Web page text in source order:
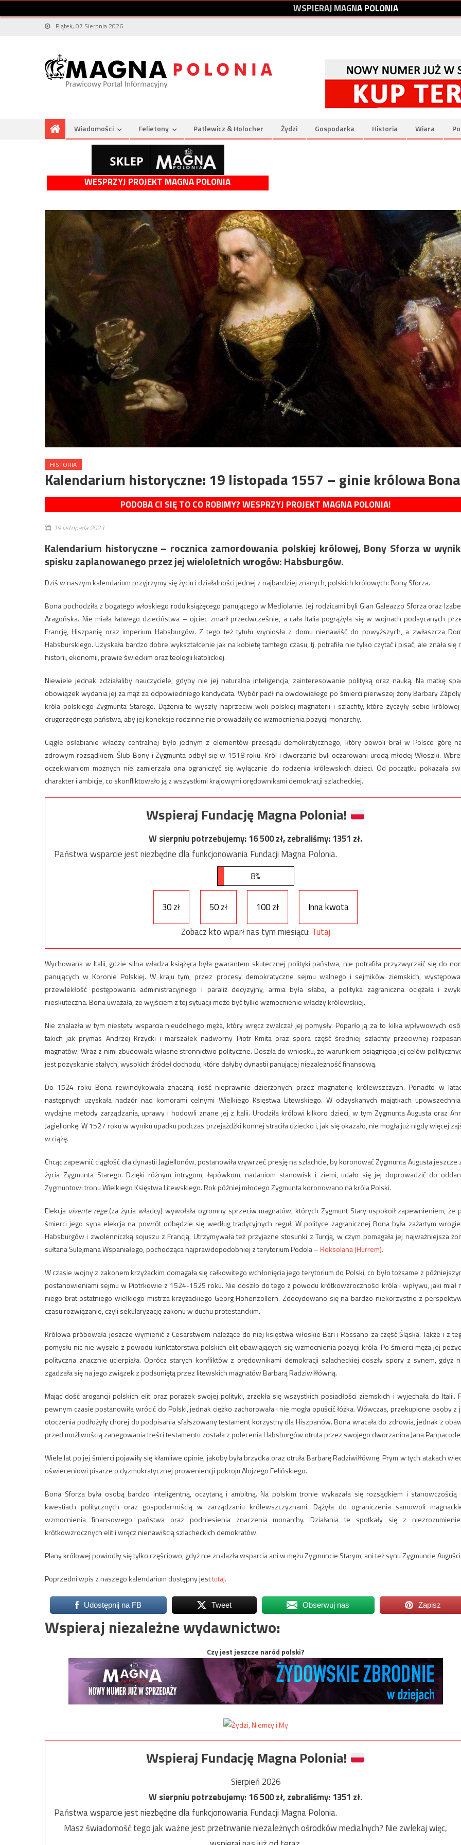
WSPIERAJMAGNAPOLONIA
Piątek, 07 Sierpnia 2026
Wiadomości Felietony Patlewicz & Holocher Żydzi Gospodarka Historia Wiara
WESPRZYJ PROJEKT MAGNA POLONIA
HISTORIA
Kalendarium historyczne: 19 listopada 1557 – ginie królowa Bona
PODOBA CI SIĘ TO CO ROBIMY? WESPRZYJ PROJEKT MAGNA POLONIA!
19 listopada 2023
Kalendarium historyczne – rocznica zamordowania polskiej królowej, Bony Sforza w
spisku zaplanowanego przez jej wieloletnich wrogów: Habsburgów.
Dziś w naszym kalendarium przyjrzymy się życiu i działalności jednej z najbardziej znanych, polskich królowych: Bony Sforza.
Bona pochodziła z bogatego włoskiego rodu książęcego panującego w Mediolanie. Jej rodzicami byli Gian Galeazzo Sforza oraz
Aragońska. Nie miała łatwego dzieciństwa – ojciec zmarł przedwcześnie, a cała Italia pogrążyła się w wojnach podsycanych
Francję, Hiszpanię oraz imperium Habsburgów. Z tego też tytułu wyniosła z domu nienawiść do powyższych, a zwłaszcza
Habsburskiego. Uzyskała bardzo dobre wykształcenie jak na kobietę tamtego czasu, tj. potrafiła nie tylko czytać i pisać, ale znała się
historii, ekonomii, prawie świeckim oraz teologii katolickiej.
Niewiele jednak zdziałaliby nauczyciele, gdyby nie jej naturalna inteligencja, zainteresowanie polityką oraz nauką. Na matkę
obowiązek wydania jej za mąż za odpowiedniego kandydata. Wybór padł na owdowiałego po śmierci pierwszej żony Barbary
króla polskiego Zygmunta Starego. Dążenia te wyszły naprzeciw woli polskiej magnaterii i szlachty, które życzyły sobie
drugorzędnego państwa, aby jej koneksje rodzinne nie prowadziły do wzmocnienia pozycji monarchy.
Ciągłe osłabianie władzy centralnej było jednym z elementów przesądu demokratycznego, który powoli brał w Polsce górę
zdrowym rozsądkiem. Ślub Bony i Zygmunta odbył się w 1518 roku. Król i dworzanie byli oczarowani urodą młodej Włoszki.
oczekiwaniom możnych nie zamierzała ona ograniczyć się wyłącznie do rodzenia królewskich dzieci. Od początku pokazała
charakter i ambicje, co skonfliktowało ją z wszystkimi krajowymi orędownikami demokracji szlacheckiej.
Wspieraj Fundację Magna Polonia!
W sierpniu potrzebujemy:16 500zł, zebraliśmy:1351 zł.
Państwa wsparcie jest niezbędne dla funkcjonowania Fundacji Magna Polonia.
8%
30 zł 50 zł 100 zł
Inna kwota
Zobacz kto wparł nas tym miesiącu: Tutaj
Wychowana w Italii, gdzie silna władza książęca była gwarantem skutecznej polityki państwa, nie potrafiła przyzwyczaić się do
panujących w Koronie Polskiej. W kraju tym, przez procesy demokratyczne sejmu walnego i sejmików ziemskich,
przewlekłość postępowania administracyjnego i paraliż decyzyjny, armia była słaba, a polityka zagraniczna ociężała i
nieskuteczna. Bona uważała, że wyjściem z tej sytuacji może być tylko wzmocnienie władzy królewskiej.
Nie znalazła w tym niestety wsparcia nieudolnego męża, który wręcz zwalczał jej pomysły. Poparło ją za to kilka wpływowych
takich jak prymas Andrzej Krzycki i marszałek nadworny Piotr Kmita oraz spora część średniej szlachty przeciwnej
magnatów. Wraz z nimi zbudowała własne stronnictwo polityczne. Doszła do wniosku, że warunkiem osiągnięcia jej celów
jest pozyskanie stałych, wysokich źródeł dochodu, które dałyby dynastii panującej niezależność finansową.
Do 1524 roku Bona rewindykowała znaczną ilość nieprawnie dzierżonych przez magnaterię królewszczyzn. Ponadto w
następnych uzyskała nadzór nad komorami celnymi Wielkiego Księstwa Litewskiego. W odzyskanych majątkach
wydajne metody zarządzania, uprawy i hodowli znane jej z Italii. Urodziła królowi kilkoro dzieci, w tym Zygmunta Augusta oraz
Jagiellonkę. W 1527 roku w wyniku upadku podczas przejażdżki konnej straciła dziecko i, jak się okazało, nie mogła już nigdy więcej
w ciążę.
Chcąc zapewnić ciągłość dla dynastii Jagiellonów, postanowiła wywrzeć presję na szlachcie, by koronować Zygmunta Augusta jeszcze
życia Zygmunta Starego. Dzięki różnym intrygom, łapówkom, nadaniom stanowisk i ziemi, udało się jej doprowadzić do
Zygmuntowi tronu Wielkiego Księstwa Litewskiego. Rok później młodego Zygmunta koronowano na króla Polski.
Elekcja vivente rege(za życia władcy) wywołała ogromny sprzeciw magnatów, których Zygmunt Stary uspokoił zapewnieniem, że
śmierci jego syna elekcja na powrót odbędzie się według tradycyjnych reguł. W polityce zagranicznej Bona była zażartym
Habsburgów i zwolenniczką sojuszu z Francją. Utrzymywała też przyjazne stosunki z Turcją, w czym pomagała jej najważniejsza
sułtana Sulejmana Wspaniałego, pochodząca najprawdopodobniej z terytorium Podola –Roksolana (Hürrem).
W czasie wojny z zakonem krzyżackim domagała się całkowitego wchłonięcia jego terytorium do Polski, co było tożsame z
postanowieniami sejmu w Piotrkowie z 1524-1525 roku. Nie doszło do tego z powodu krótkowzroczności króla i wpływu, jaki miał
niego brat ostatniego wielkiego mistrza krzyżackiego Georg Hohenzollern. Zdecydowano się na bardzo niekorzystne z
czasu rozwiązanie, czyli sekularyzację zakonu w duchu protestanckim.
Królowa próbowała jeszcze wymienić z Cesarstwem należące do niej księstwa włoskie Bari i Rossano za część Śląska. Także i z
pomysłu nic nie wyszło z powodu kunktatorstwa polskich elit obawiających się wzmocnienia pozycji króla. Po śmierci męża jej
polityczna znacznie ucierpiała. Oprócz starych konfliktów z orędownikami demokracji szlacheckiej doszły spory z synem, gdyż
zgadzała się na jego związek z podsuniętą przez litewskich magnatów Barbarą Radziwiłłówną.
Mając dość arogancji polskich elit oraz porażek swojej polityki, zrzekła się wszystkich posiadłości ziemskich i wyjechała do Italii.
pewnym czasie postanowiła wrócić do Polski, jednak ciężko zachorowała i nie mogła opuścić łóżka. Wówczas, przekupione osoby z
otoczenia podłożyły chorej do podpisania sfałszowany testament korzystny dla Hiszpanów. Bona wracała do zdrowia, jednak z
przed możliwością zanegowania treści testamentu została z polecenia Habsburgów otruta przez swojego dworzanina Jana Pappacode.
Wiele lat po jej śmierci pojawiły się kłamliwe opinie, jakoby była brzydka oraz otruła Barbarę Radziwiłłównę. Prym w tych atakach
oświeceniowi pisarze o dyzmokratycznej proweniencji pokroju Alojzego Felińskiego.
Bona Sforza była osobą bardzo inteligentną, oczytaną i ambitną. Na polskim tronie wykazała się rozsądkiem i stanowczością
kwestiach politycznych oraz gospodarnością w zarządzaniu królewszczyznami. Dążyła do ograniczenia samowoli
wzmocnienia finansowego państwa oraz podniesienia znaczenia monarchy. Działania te spotkały się z
krótkowzrocznych elit i wręcz nienawiścią szlacheckich demokratów.
Plany królowej powiodły się tylko częściowo, gdyż nie znalazła wsparcia ani w mężu Zygmuncie Starym, ani też synu Zygmuncie
Poprzedni wpis z naszego kalendarium dostępny jesttutaj.
Udostępnij na FB Tweet Obserwuj nas Zapisz
Wspieraj niezależne wydawnictwo:
Czy jest jeszcze naród polski?
Wspieraj Fundację Magna Polonia!
Sierpień 2026
W sierpniu potrzebujemy:16 500zł, zebraliśmy:1351 zł.
Państwa wsparcie jest niezbędne dla funkcjonowania Fundacji Magna Polonia.
Masz świadomość tego jak ważne jest przetrwanie niezależnych ośrodków medialnych? Nie zwlekaj więc,